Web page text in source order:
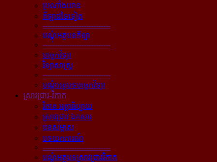
ប្រណាំងយាន
កីឡាដទៃទៀត
----------------------------
បណ្ដុំអត្ថបទកីឡា
----------------------------
បច្ចេកវិទ្យា
វិទ្យាសាស្ត្រ
----------------------------
បណ្ដុំអត្ថបទបច្ចេកវិទ្យា
ស្រាវជ្រាវ-វិភាគ
វិភាគ អត្ថាធិប្បាយ
ស្រាវជ្រាវ ឯកសារ
បទសម្ភាស
បទយកការណ៍
----------------------------
បណ្ដុំអត្ថបទស្រាវជ្រាវវិភាគ